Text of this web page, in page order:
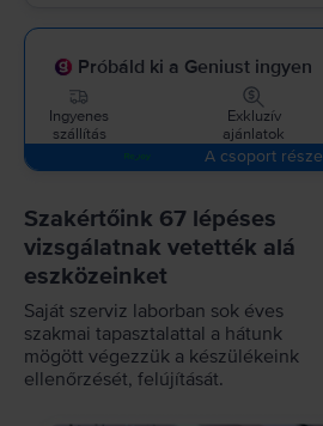
Próbáld ki a Geniust ingyen
Ingyenes
szállítás
Exkluzív
ajánlatok
A csoport része
Szakértőink 67 lépéses
vizsgálatnak vetették alá
eszközeinket
Saját szerviz laborban sok éves
szakmai tapasztalattal a hátunk
mögött végezzük a készülékeink
ellenőrzését, felújítását.